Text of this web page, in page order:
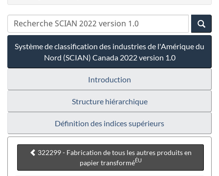
Système de classification des industries de l'Amérique du
Nord (SCIAN) Canada 2022 version 1.0
Introduction
Structure hiérarchique
Définition des indices supérieurs
322299 - Fabrication de tous les autres produits en
papier transformé ÉU